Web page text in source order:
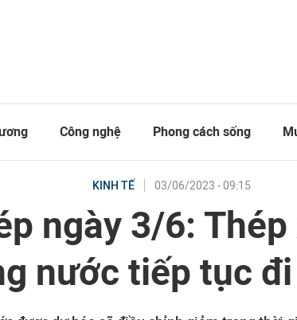
Công nghệ Phong cách sống
KINH TẾ 03/06/2023 - 09:15
ngày 3/6:
nước tiếp tục